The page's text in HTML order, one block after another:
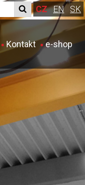
CZ EN SK
Kontakt e-shop